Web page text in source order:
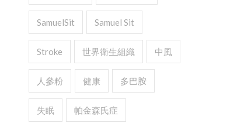
SamuelSit Samuel Sit
Stroke 世界衛生組織 中風
人參粉 健康 多巴胺
失眠 帕金森氏症